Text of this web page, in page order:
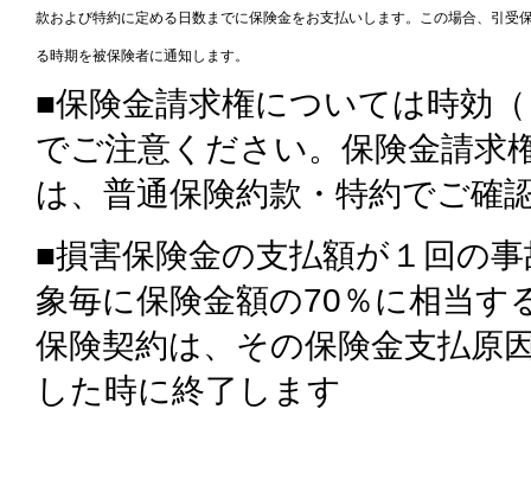
款および特約に定める日数までに保険金をお支払いします。この場合、引受
る時期を被保険者に通知します。
■保険金請求権については時効
でご注意ください。保険金請求
は、普通保険約款・特約でご確
■損害保険金の支払額が１回の
象毎に保険金額の70％に相当す
保険契約は、その保険金支払原
した時に終了します